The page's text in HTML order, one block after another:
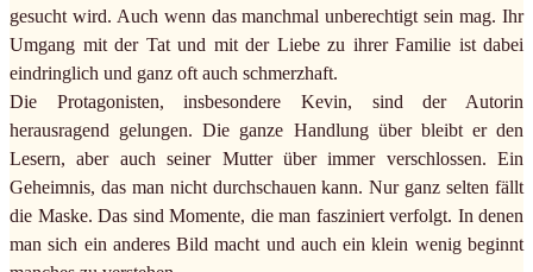
gesucht wird. Auch wenn das manchmal unberechtigt sein mag. Ihr
Umgang mit der Tat und mit der Liebe zu ihrer Familie ist dabei
eindringlich und ganz oft auch schmerzhaft.
Die Protagonisten, insbesondere Kevin, sind der Autorin
herausragend gelungen. Die ganze Handlung über bleibt er den
Lesern, aber auch seiner Mutter über immer verschlossen. Ein
Geheimnis, das man nicht durchschauen kann. Nur ganz selten fällt
die Maske. Das sind Momente, die man fasziniert verfolgt. In denen
man sich ein anderes Bild macht und auch ein klein wenig beginnt